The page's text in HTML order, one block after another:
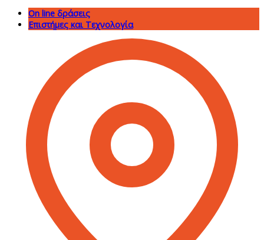
On line δράσεις
Επιστήμες και Τεχνολογία